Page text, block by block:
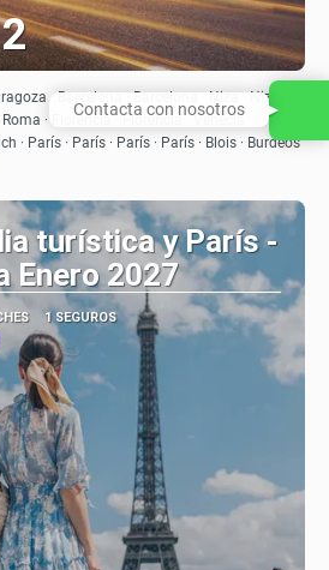
Ver
· Barcelona · Barcelona · Niza · Niza ·
· Florencia · Florencia · Venecia ·
· París · París · París · París · Blois · Burdeos
turística y París -
Enero 2027
1 SEGUROS
Contacta con nosotros